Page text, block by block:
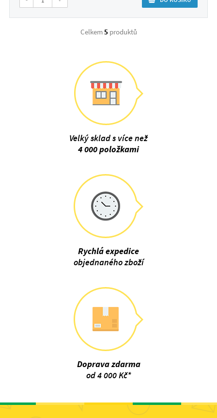
Celkem5produktů
Velký sklad s více než
4 000 položkami
Rychlá expedice
objednaného zboží
Doprava zdarma
od 4 000 Kč*